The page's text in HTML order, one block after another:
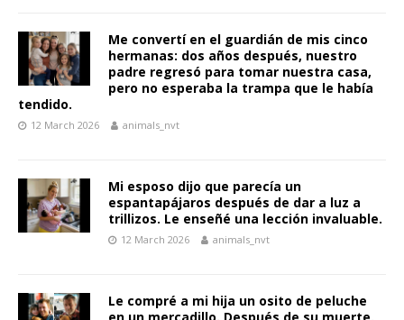
Me convertí en el guardián de mis cinco
hermanas: dos años después, nuestro
padre regresó para tomar nuestra casa,
pero no esperaba la trampa que le había
tendido.
12 March 2026 animals_nvt
Mi esposo dijo que parecía un
espantapájaros después de dar a luz a
trillizos. Le enseñé una lección invaluable.
12 March 2026 animals_nvt
Le compré a mi hija un osito de peluche